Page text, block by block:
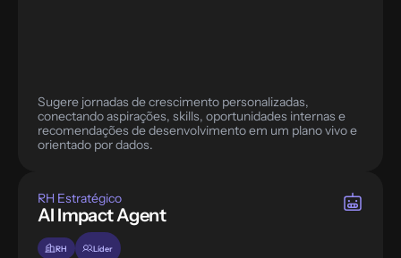
Sugere jornadas de crescimento personalizadas,
conectando aspirações, skills, oportunidades internas e
recomendações de desenvolvimento em um plano vivo e
orientado por dados.
RH Estratégico
AI Impact Agent
RH Líder